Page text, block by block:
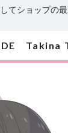
てショップの